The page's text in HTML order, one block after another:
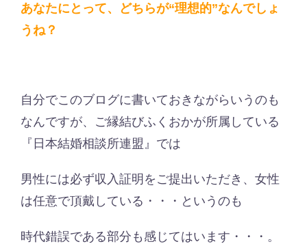
あなたにとって、どちらが“理想的”なんでしょ
うね？
自分でこのブログに書いておきながらいうのも
なんですが、ご縁結びふくおかが所属している
『日本結婚相談所連盟』では
男性には必ず収入証明をご提出いただき、女性
は任意で頂戴している・・・というのも
時代錯誤である部分も感じてはいます・・・。